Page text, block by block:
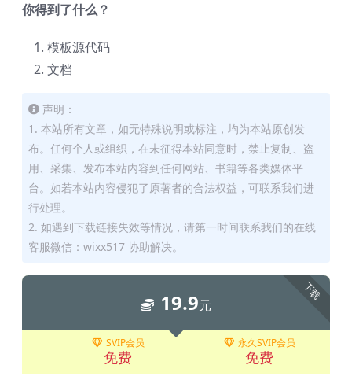
你得到了什么？
模板源代码
文档
声明：
1. 本站所有文章，如无特殊说明或标注，均为本站原创发
布。任何个人或组织，在未征得本站同意时，禁止复制、盗
用、采集、发布本站内容到任何网站、书籍等各类媒体平
台。如若本站内容侵犯了原著者的合法权益，可联系我们进
行处理。
2. 如遇到下载链接失效等情况，请第一时间联系我们的在线
客服微信：wixx517 协助解决。
下载
19.9元
SVIP会员
免费
永久SVIP会员
免费